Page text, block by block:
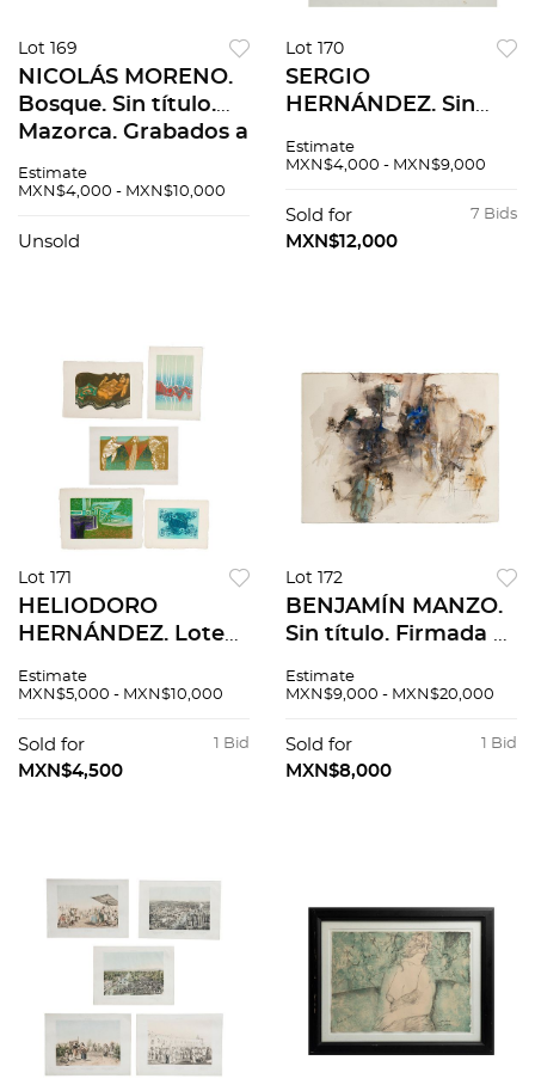
Lot 169
NICOLÁS MORENO.
Bosque. Sin título.
Mazorca. Grabados a
Medidas variables.
Estimate
MXN$4,000 - MXN$10,000
Unsold
Lot 170
SERGIO
HERNÁNDEZ. Sin
Grabado al
aguatinta 30 / 60. 49
x 59 cm medidas
Estimate
MXN$4,000 - MXN$9,000
7 Bids
Sold for
MXN$12,000
Lot 171
HELIODORO
HERNÁNDEZ. Lote
Firmadas. Medidas
Estimate
MXN$5,000 - MXN$10,000
1 Bid
Sold for
MXN$4,500
Lot 172
BENJAMÍN MANZO.
Sin título. Firmada y
sobre papel. 58 x 75
Estimate
MXN$9,000 - MXN$20,000
1 Bid
Sold for
MXN$8,000